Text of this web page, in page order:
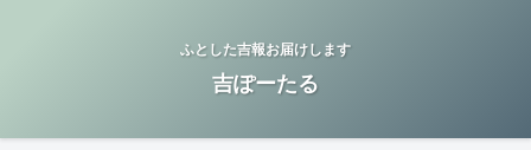
ふとした吉報お届けします
吉ぽーたる